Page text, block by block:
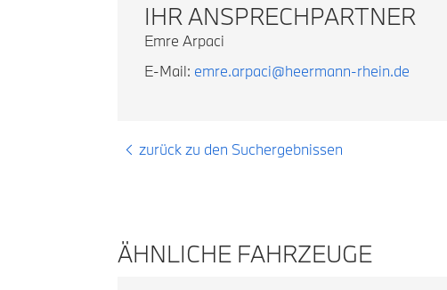
IHR ANSPRECHPARTNER
Emre Arpaci
E-Mail: emre.arpaci@heermann-rhein.de
zurück zu den Suchergebnissen
ÄHNLICHE FAHRZEUGE